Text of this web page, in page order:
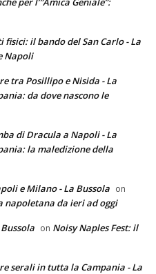
il bando del San Carlo - La
Napoli
tra Posillipo e Nisida - La
da dove nascono le
di Dracula a Napoli - La
la maledizione della
e Milano - La Bussola on
napoletana da ieri ad oggi
on Noisy Naples Fest: il
serali in tutta la Campania - La